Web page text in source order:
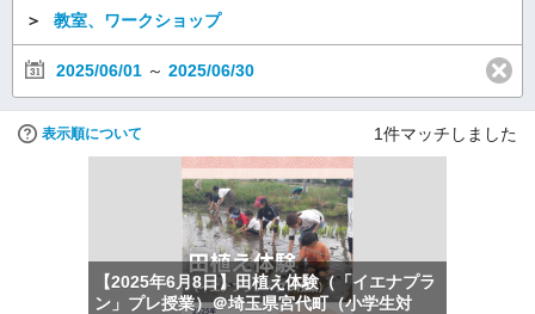
＞ 教室、ワークショップ
2025/06/01 ～ 2025/06/30
表示順について 1件マッチしました
【2025年6月8日】田植え体験（「イエナプラ
ン」プレ授業）＠埼玉県宮代町（小学生対